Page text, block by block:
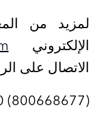
لمزيد من
الإلكتروني
الاتصال على
(800668677)